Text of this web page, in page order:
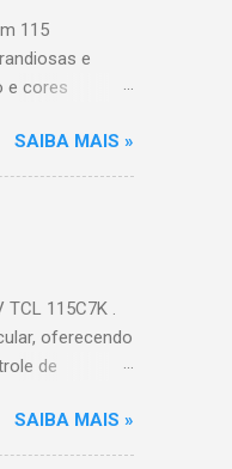
115
e
e cores
com DLG) :
e muito
cm |
SAIBA MAIS »
115C7K .
oferecendo
de
e
esportes e
SAIBA MAIS »